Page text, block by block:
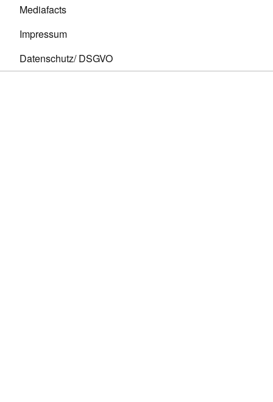
Mediafacts
Impressum
Datenschutz/ DSGVO